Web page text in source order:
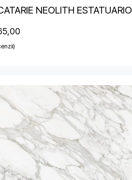
NEOLITH ESTATUARIO